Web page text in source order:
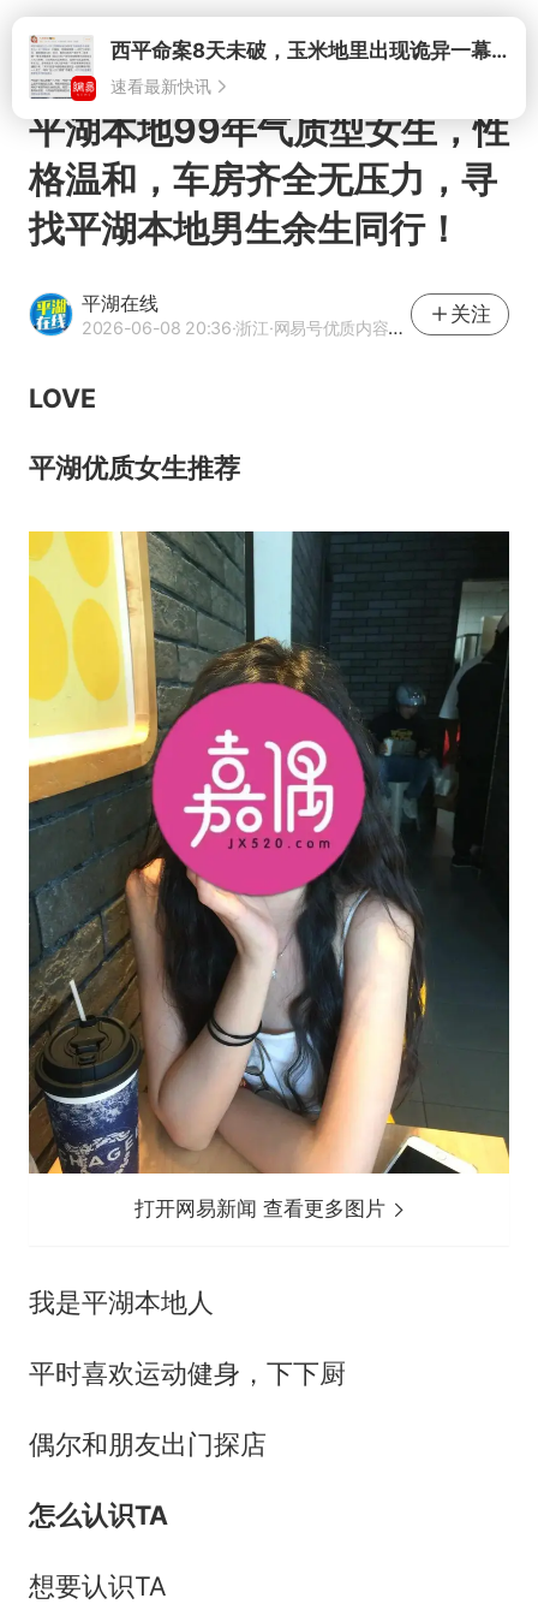
打开西平命案8天未破，玉米地里出现诡异一幕，我突然想起了欧金中
速看最新快讯
平湖本地99年气质型女生，性
格温和，车房齐全无压力，寻
找平湖本地男生余生同行！
平湖在线
2026-06-08 20:36·浙江·网易号优质内容创作者
关注
LOVE
平湖优质女生推荐
打开网易新闻 查看更多图片
我是平湖本地人
平时喜欢运动健身，下下厨
偶尔和朋友出门探店
怎么认识TA
想要认识TA